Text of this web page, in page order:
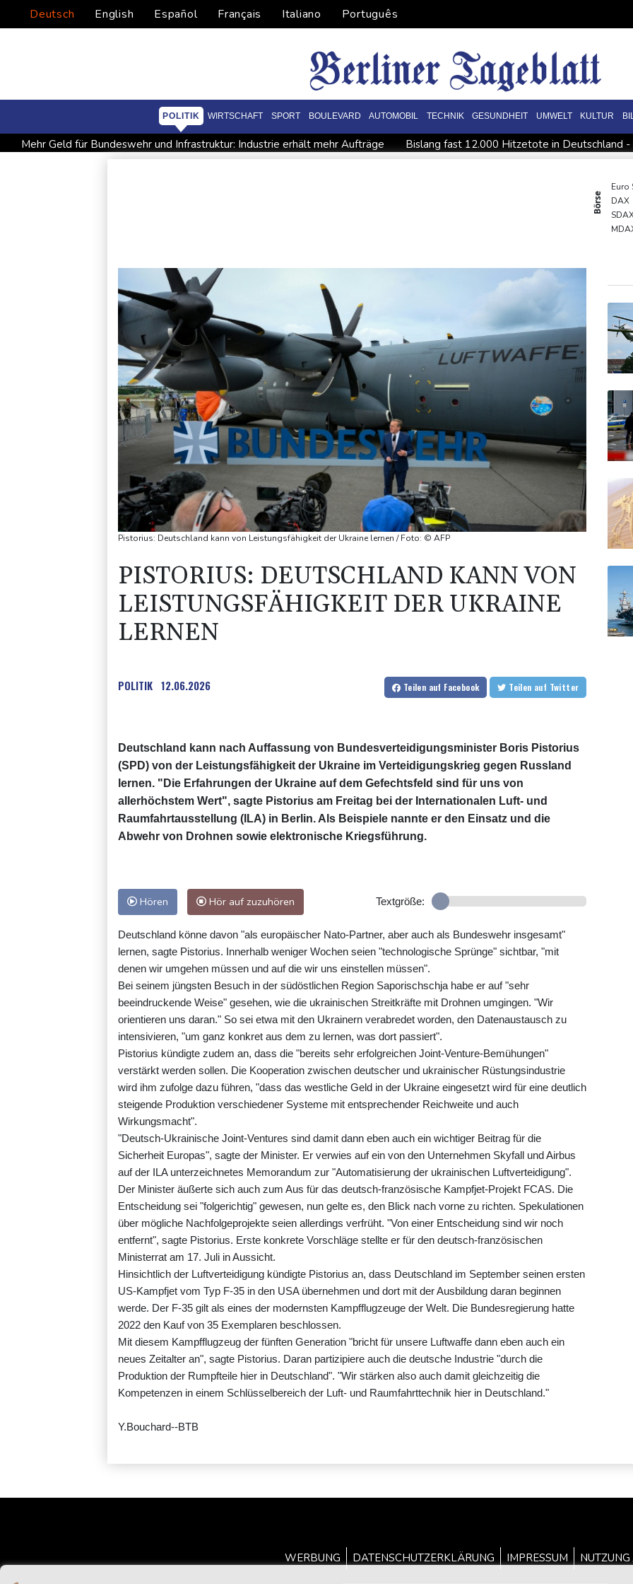
Deutsch English Español Français Italiano Português
POLITIK WIRTSCHAFT SPORT BOULEVARD AUTOMOBIL TECHNIK GESUNDHEIT UMWELT KULTUR
Mehr Geld für Bundeswehr und Infrastruktur: Industrie erhält mehr Aufträge
Bislang fast 12.000 Hitzetote in Deutschland
Commerzbank meldet
Kokain in Lutschern: 68-Jähriger bei Schmuggelversuch in Düsseldorf
Manipulierte Trainerwahl? Razzia bei Südkoreas Fußball-
Börse
Euro
DAX
Pistorius: Deutschland kann von Leistungsfähigkeit der Ukraine lernen / Foto: © AFP
PISTORIUS: DEUTSCHLAND KANN VON
LEISTUNGSFÄHIGKEIT DER UKRAINE
LERNEN
POLITIK 12.06.2026 Teilen auf Facebook Teilen auf Twitter
Deutschland kann nach Auffassung von Bundesverteidigungsminister Boris Pistorius
(SPD) von der Leistungsfähigkeit der Ukraine im Verteidigungskrieg gegen Russland
lernen. "Die Erfahrungen der Ukraine auf dem Gefechtsfeld sind für uns von
allerhöchstem Wert", sagte Pistorius am Freitag bei der Internationalen Luft- und
Raumfahrtausstellung (ILA) in Berlin. Als Beispiele nannte er den Einsatz und die
Abwehr von Drohnen sowie elektronische Kriegsführung.
Hören Hör auf zuzuhören Textgröße:
Deutschland könne davon "als europäischer Nato-Partner, aber auch als Bundeswehr insgesamt"
lernen, sagte Pistorius. Innerhalb weniger Wochen seien "technologische Sprünge" sichtbar, "mit
denen wir umgehen müssen und auf die wir uns einstellen müssen".
Bei seinem jüngsten Besuch in der südöstlichen Region Saporischschja habe er auf "sehr
beeindruckende Weise" gesehen, wie die ukrainischen Streitkräfte mit Drohnen umgingen. "Wir
orientieren uns daran." So sei etwa mit den Ukrainern verabredet worden, den Datenaustausch zu
intensivieren, "um ganz konkret aus dem zu lernen, was dort passiert".
Pistorius kündigte zudem an, dass die "bereits sehr erfolgreichen Joint-Venture-Bemühungen"
verstärkt werden sollen. Die Kooperation zwischen deutscher und ukrainischer Rüstungsindustrie
wird ihm zufolge dazu führen, "dass das westliche Geld in der Ukraine eingesetzt wird für eine deutlich
steigende Produktion verschiedener Systeme mit entsprechender Reichweite und auch
Wirkungsmacht".
"Deutsch-Ukrainische Joint-Ventures sind damit dann eben auch ein wichtiger Beitrag für die
Sicherheit Europas", sagte der Minister. Er verwies auf ein von den Unternehmen Skyfall und Airbus
auf der ILA unterzeichnetes Memorandum zur "Automatisierung der ukrainischen Luftverteidigung".
Der Minister äußerte sich auch zum Aus für das deutsch-französische Kampfjet-Projekt FCAS. Die
Entscheidung sei "folgerichtig" gewesen, nun gelte es, den Blick nach vorne zu richten. Spekulationen
über mögliche Nachfolgeprojekte seien allerdings verfrüht. "Von einer Entscheidung sind wir noch
entfernt", sagte Pistorius. Erste konkrete Vorschläge stellte er für den deutsch-französischen
Ministerrat am 17. Juli in Aussicht.
Hinsichtlich der Luftverteidigung kündigte Pistorius an, dass Deutschland im September seinen ersten
US-Kampfjet vom Typ F-35 in den USA übernehmen und dort mit der Ausbildung daran beginnen
werde. Der F-35 gilt als eines der modernsten Kampfflugzeuge der Welt. Die Bundesregierung hatte
2022 den Kauf von 35 Exemplaren beschlossen.
Mit diesem Kampfflugzeug der fünften Generation "bricht für unsere Luftwaffe dann eben auch ein
neues Zeitalter an", sagte Pistorius. Daran partizipiere auch die deutsche Industrie "durch die
Produktion der Rumpfteile hier in Deutschland". "Wir stärken also auch damit gleichzeitig die
Kompetenzen in einem Schlüsselbereich der Luft- und Raumfahrttechnik hier in Deutschland."
Y.Bouchard--BTB
WERBUNG DATENSCHUTZERKLÄRUNG IMPRESSUM